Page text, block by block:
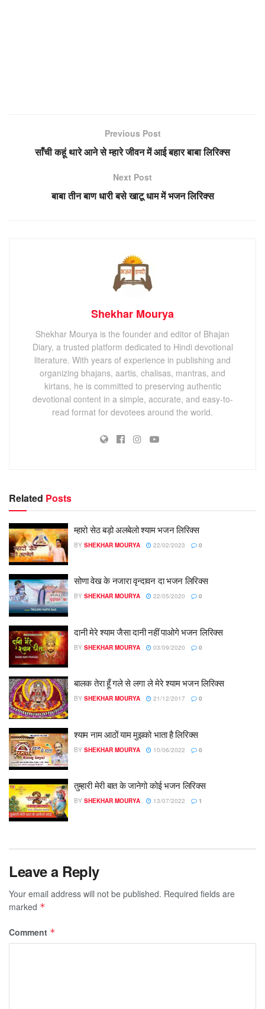
Previous Post
साँची कहूं थारे आने से म्हारे जीवन में आई बहार बाबा लिरिक्स
Next Post
बाबा तीन बाण धारी बसे खाटू धाम में भजन लिरिक्स
Shekhar Mourya
Shekhar Mourya is the founder and editor of Bhajan
Diary, a trusted platform dedicated to Hindi devotional
literature. With years of experience in publishing and
organizing bhajans, aartis, chalisas, mantras, and
kirtans, he is committed to preserving authentic
devotional content in a simple, accurate, and easy-to-
read format for devotees around the world.
Related Posts
म्हारो सेठ बड़ो अलबेलो श्याम भजन लिरिक्स
BY SHEKHAR MOURYA 22/02/2023 0
सोणा वेख के नजारा वृन्दावन दा भजन लिरिक्स
BY SHEKHAR MOURYA 22/05/2020 0
दानी मेरे श्याम जैसा दानी नहीं पाओगे भजन लिरिक्स
BY SHEKHAR MOURYA 03/09/2020 0
बालक तेरा हूँ गले से लगा ले मेरे श्याम भजन लिरिक्स
BY SHEKHAR MOURYA 21/12/2017 0
श्याम नाम आठों याम मुझको भाता है लिरिक्स
BY SHEKHAR MOURYA 10/06/2022 0
तुम्हारी मेरी बात के जानेगो कोई भजन लिरिक्स
BY SHEKHAR MOURYA 13/07/2022 1
Leave a Reply
Your email address will not be published. Required fields are
marked *
Comment *